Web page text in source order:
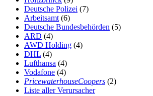
Deutsche Polizei (7)
Arbeitsamt (6)
Deutsche Bundesbehörden (5)
ARD (4)
AWD Holding (4)
DHL (4)
Lufthansa (4)
Vodafone (4)
PricewaterhouseCoopers (2)
Liste aller Verursacher